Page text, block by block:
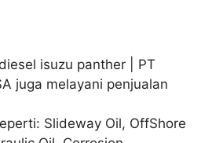
isuzu panther | PT
juga melayani penjualan
Slideway Oil, OffShore